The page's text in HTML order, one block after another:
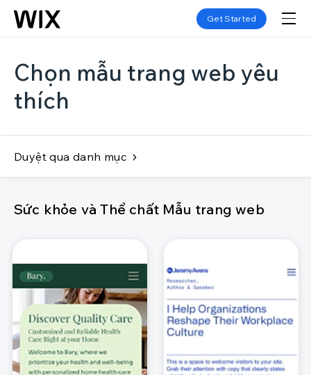
Get Started
Chọn mẫu trang web yêu
thích
Duyệt qua danh mục
Sức khỏe và Thể chất Mẫu trang web